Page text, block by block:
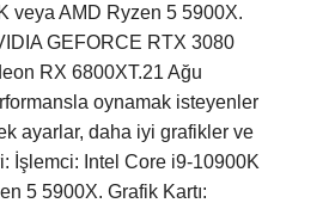
veya AMD Ryzen 5 5900X.
GEFORCE RTX 3080
RX 6800XT.21 Ağu
oynamak isteyenler
ayarlar, daha iyi grafikler ve
İşlemci: Intel Core i9-10900K
5 5900X. Grafik Kartı: